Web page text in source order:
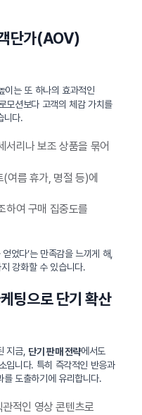
단가(AOV)
이는 또 하나의 효과적인
모션보다 고객의 체감 가치를
니다.
서리나 보조 상품을 묶어
여름 휴가, 명절 등)에
하여 구매 집중도를
었다’는 만족감을 느끼게 해,
강화할 수 있습니다.
팅으로 단기 확산
지금, 단기 판매 전략에서도
입니다. 특히 즉각적인 반응과
도출하기에 유리합니다.
관적인 영상 콘텐츠로